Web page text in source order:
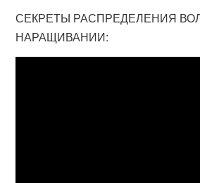
СЕКРЕТЫ РАСПРЕДЕЛЕНИЯ
НАРАЩИВАНИИ: